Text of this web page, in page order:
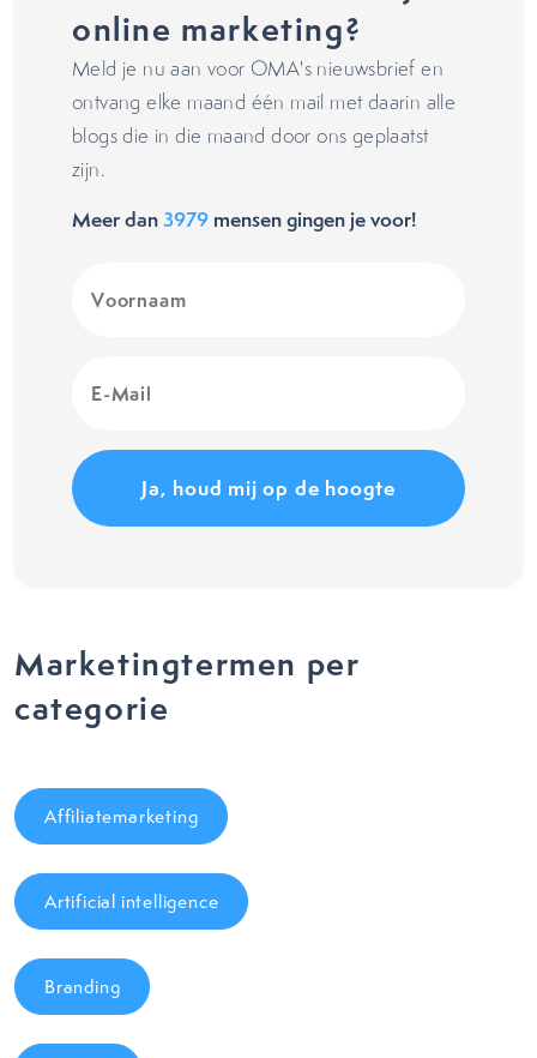
online marketing?
Meld je nu aan voor OMA's nieuwsbrief en
ontvang elke maand één mail met daarin alle
blogs die in die maand door ons geplaatst
zijn.
Meer dan3979 mensen gingen je voor!
(Vereist)
Mail
Marketingtermen per
categorie
Affiliatemarketing
Artificial intelligence
Branding